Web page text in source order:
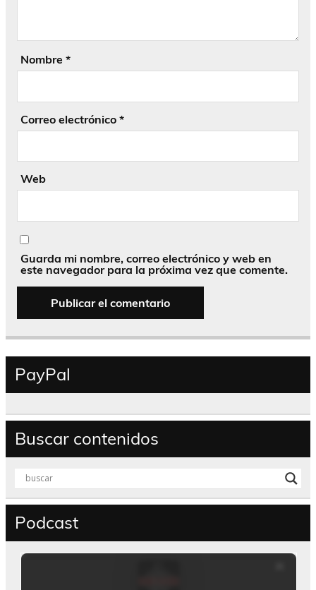
Nombre *
Correo electrónico *
Web
Guarda mi nombre, correo electrónico y web en
este navegador para la próxima vez que comente.
PayPal
Buscar contenidos
Podcast